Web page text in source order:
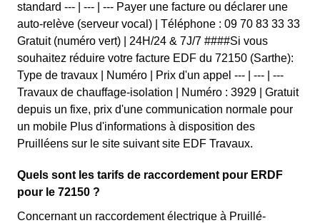
standard --- | --- | --- Payer une facture ou déclarer une
auto-relève (serveur vocal) | Téléphone : 09 70 83 33 33
Gratuit (numéro vert) | 24H/24 & 7J/7 ####Si vous
souhaitez réduire votre facture EDF du 72150 (Sarthe):
Type de travaux | Numéro | Prix d'un appel --- | --- | ---
Travaux de chauffage-isolation | Numéro : 3929 | Gratuit
depuis un fixe, prix d'une communication normale pour
un mobile Plus d'informations à disposition des
Pruilléens sur le site suivant site EDF Travaux.
Quels sont les tarifs de raccordement pour ERDF
pour le 72150 ?
Concernant un raccordement électrique à Pruillé-